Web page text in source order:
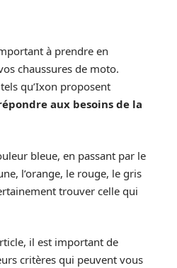
à prendre en
chaussures de moto.
qu’Ixon proposent
aux besoins de la
bleue, en passant par le
l’orange, le rouge, le gris
trouver celle qui
il est important de
critères qui peuvent vous